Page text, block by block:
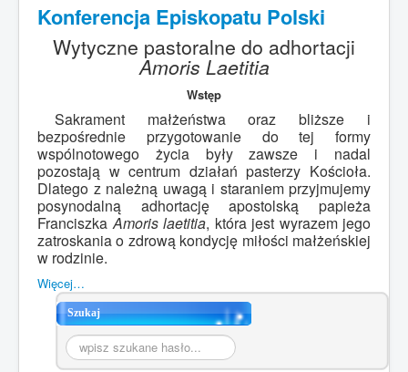
Konferencja Episkopatu Polski
Wytyczne pastoralne do adhortacji
Amoris Laetitia
Wstęp
Sakrament małżeństwa oraz bliższe i
bezpośrednie przygotowanie do tej formy
wspólnotowego życia były zawsze i nadal
pozostają w centrum działań pasterzy Kościoła.
Dlatego z należną uwagą i staraniem przyjmujemy
posynodalną adhortację apostolską papieża
FranciszkaAmoris laetitia, która jest wyrazem jego
zatroskania o zdrową kondycję miłości małżeńskiej
w rodzinie.
Więcej…
Szukaj
Szukaj...